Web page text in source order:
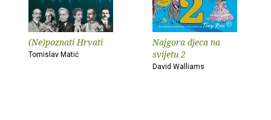
(Ne)poznati Hrvati
Tomislav Matić
Najgora djeca na
svijetu 2
David Walliams